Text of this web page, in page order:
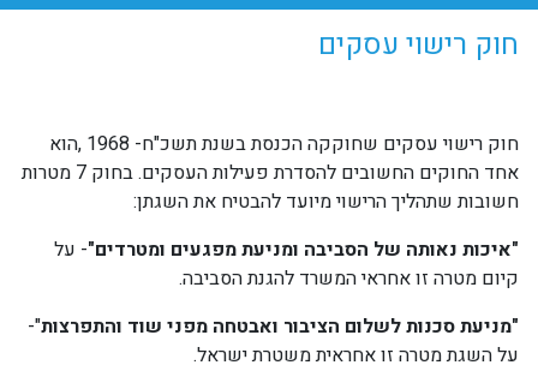
חוק רישוי עסקים
חוק רישוי עסקים שחוקקה הכנסת בשנת תשכ"ח- 1968 ,הוא
אחד החוקים החשובים להסדרת פעילות העסקים. בחוק 7 מטרות
חשובות שתהליך הרישוי מיועד להבטיח את השגתן:
"איכות נאותה של הסביבה ומניעת מפגעים ומטרדים"- על
קיום מטרה זו אחראי המשרד להגנת הסביבה.
"מניעת סכנות לשלום הציבור ואבטחה מפני שוד והתפרצות"-
על השגת מטרה זו אחראית משטרת ישראל.